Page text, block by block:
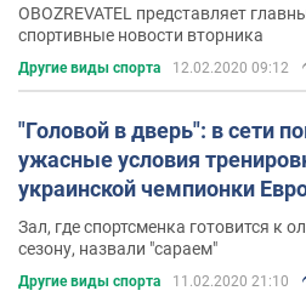
OBOZREVATEL представляет
спортивные новости вторника
Другие виды спорта 12.02.2020 09:12
"Головой в дверь": в сети
ужасные условия
украинской чемпионки
Зал, где спортсменка готовится к
сезону, назвали "сараем"
Другие виды спорта 11.02.2020 21:10